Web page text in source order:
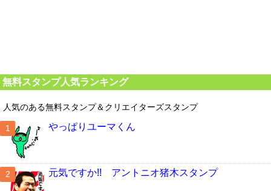
無料スタンプ人気ランキング
人気のある無料スタンプ＆クリエイターズスタンプ
やっぱりユーマくん
元気ですか!! アントニオ猪木スタンプ